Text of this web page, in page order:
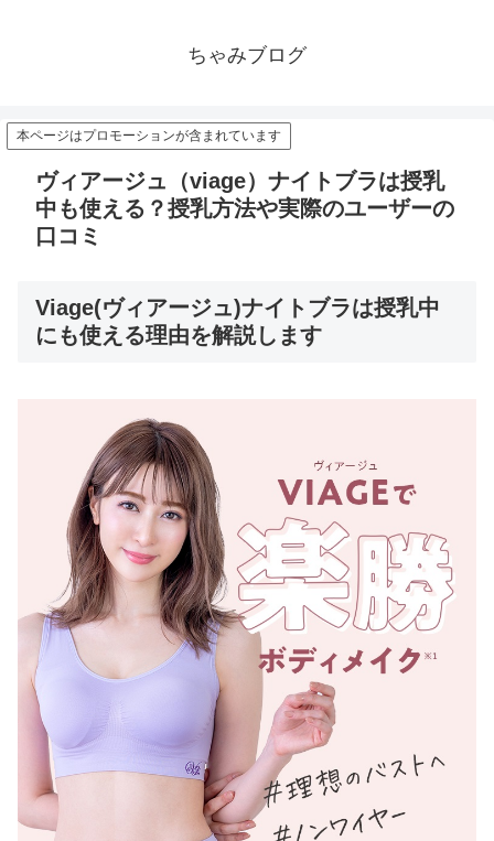
ちゃみブログ
本ページはプロモーションが含まれています
ヴィアージュ（viage）ナイトブラは授乳
中も使える？授乳方法や実際のユーザーの
口コミ
Viage(ヴィアージュ)ナイトブラは授乳中
にも使える理由を解説します